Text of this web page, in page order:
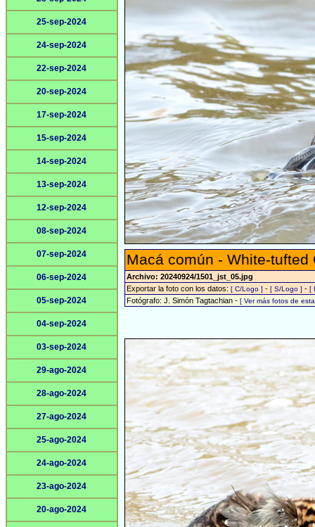
25-sep-2024
24-sep-2024
22-sep-2024
20-sep-2024
17-sep-2024
15-sep-2024
14-sep-2024
13-sep-2024
12-sep-2024
08-sep-2024
07-sep-2024
06-sep-2024
05-sep-2024
04-sep-2024
03-sep-2024
29-ago-2024
28-ago-2024
27-ago-2024
25-ago-2024
24-ago-2024
23-ago-2024
20-ago-2024
Macá común - White-
Archivo: 20240924/1501_jst_05.jpg
Exportar la foto con los datos: [ C/Logo ] - [ S/Logo ] - [
Fotógrafo: J. Simón Tagtachian - [ Ver más fotos de